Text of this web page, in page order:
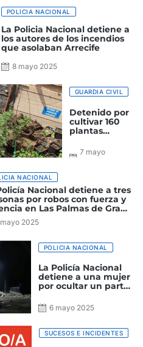
Canaria
POLICIA NACIONAL
La Policia Nacional detiene a
los autores de los incendios
que asolaban Arrecife
8 mayo 2025
GUARDIA CIVIL
Detenido por
cultivar 160
plantas
Marihuana en
la isla de Gran
7 mayo
NACIONAL
Nacional detiene a tres
por robos con fuerza y
en Las Palmas de Gran
2025
POLICIA NACIONAL
La Policía Nacional
detiene a una mujer
por ocultar un parto
en un contenedor
6 mayo 2025
SUCESOS E INCIDENTES